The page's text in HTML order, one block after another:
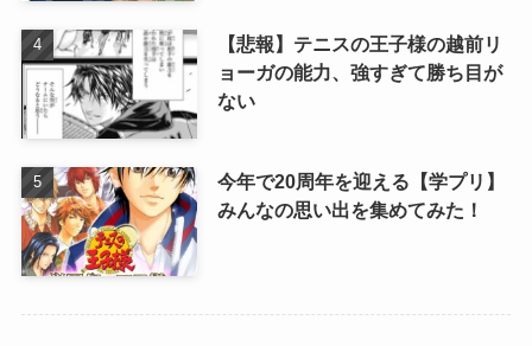
【悲報】テニスの王子様の越前リ
ョーガの能力、強すぎて勝ち目が
ない
今年で20周年を迎える【学プリ】
みんなの思い出を集めてみた！